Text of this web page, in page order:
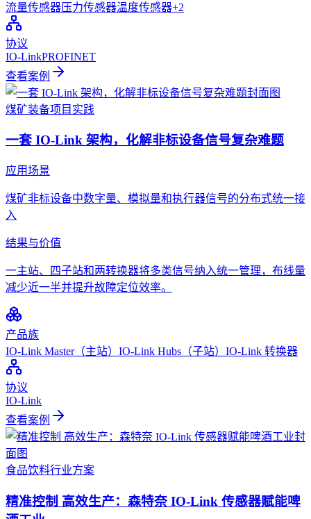
流量传感器压力传感器温度传感器+2
协议
IO-LinkPROFINET
查看案例
煤矿装备项目实践
一套 IO-Link 架构，化解非标设备信号复杂难题
应用场景
煤矿非标设备中数字量、模拟量和执行器信号的分布式统一接
入
结果与价值
一主站、四子站和两转换器将多类信号纳入统一管理，布线量
减少近一半并提升故障定位效率。
产品族
IO-Link Master（主站） IO-Link Hubs（子站） IO-Link 转换器
协议
IO-Link
查看案例
食品饮料行业方案
精准控制 高效生产：森特奈 IO-Link 传感器赋能啤